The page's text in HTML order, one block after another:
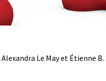
Le May et Étienne